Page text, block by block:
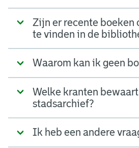
Zijn er recente boeken
te vinden in de
Waarom kan ik geen
Welke kranten
stadsarchief?
Ik heb een andere